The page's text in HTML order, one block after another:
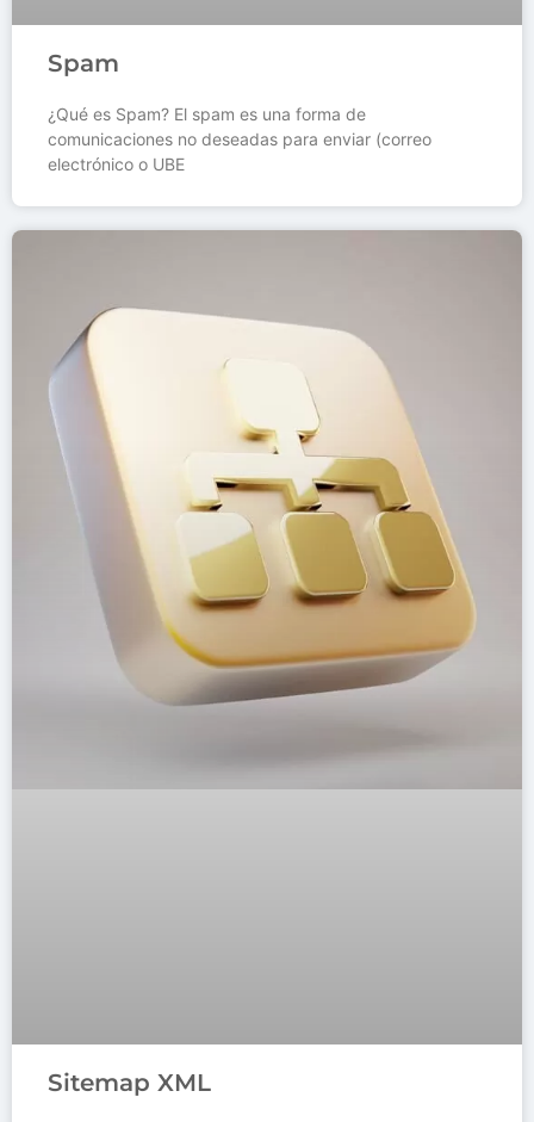
Spam
¿Qué es Spam? El spam es una forma de
comunicaciones no deseadas para enviar (correo
electrónico o UBE
Sitemap XML